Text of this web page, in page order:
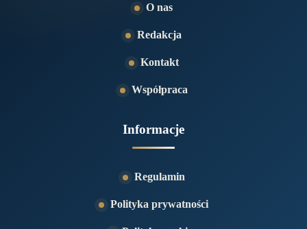
O nas
Redakcja
Kontakt
Współpraca
Informacje
Regulamin
Polityka prywatności